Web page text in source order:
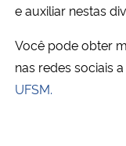
Secretaria de Governo
Gabinete de Segurança
Advocacia-Geral da União
e auxiliar nestas
Você pode obter
nas redes sociais
UFSM.